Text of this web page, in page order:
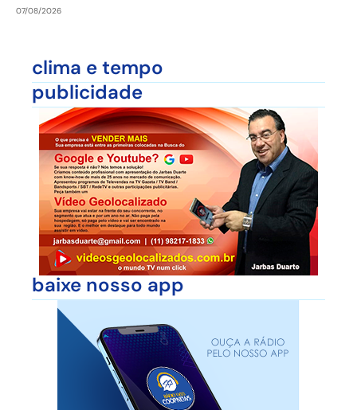
07/08/2026
clima e tempo
publicidade
baixe nosso app